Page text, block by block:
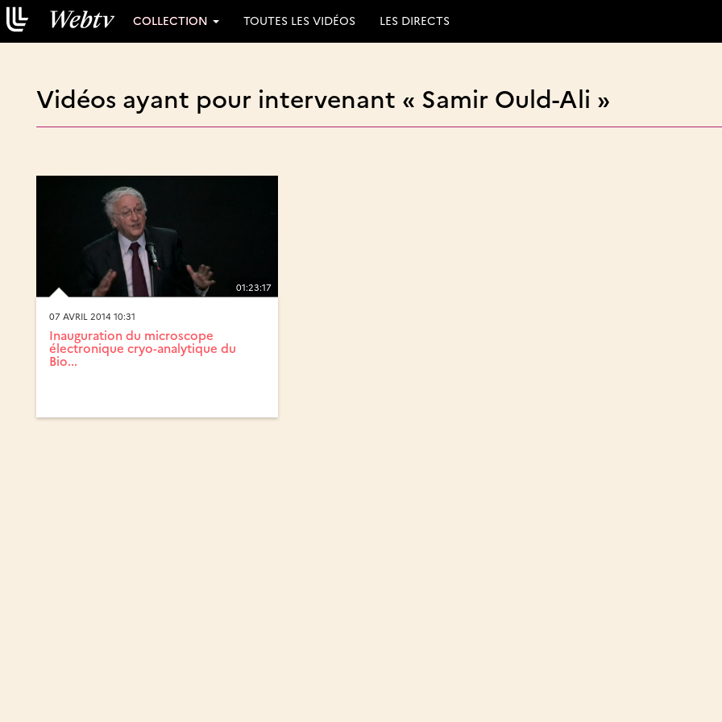
COLLECTION TOUTES LES VIDÉOS LES DIRECTS
Vidéos ayant pour intervenant « Samir Ould-Ali »
01:23:17
07 AVRIL 2014 10:31
Inauguration du microscope
électronique cryo-analytique du
Bio...